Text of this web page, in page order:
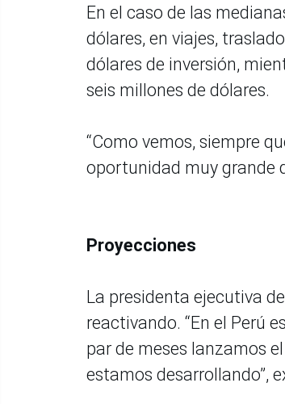
En el caso de las
dólares, en viajes,
dólares de inversión,
seis millones de dólares.
“Como vemos, siempre
oportunidad muy grande
Proyecciones
La presidenta ejecutiva
reactivando. “En el Perú
par de meses lanzamos
estamos desarrollando”,